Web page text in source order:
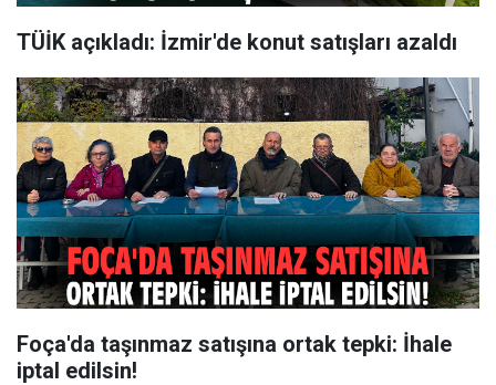
TÜİK açıkladı: İzmir'de konut satışları azaldı
Foça'da taşınmaz satışına ortak tepki: İhale
iptal edilsin!